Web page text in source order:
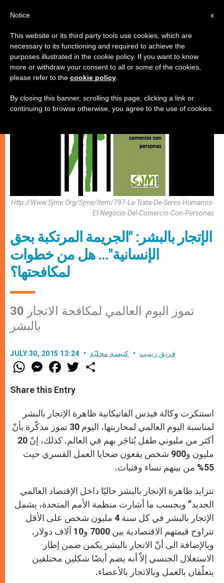
كنيسة محليّة
Http://www.sjme.org/sjme/item/797-La-Trata-De-Seres-Humanos-
El-Negocio-Del-Comercio-Con-Personas
الإتجار بالبشر: "الجريمة المرتكبة بحق
الإنسانية"… هل من خطوات
لمكافحتها؟
30 تموز اليوم العالمي لمكافحة الاتجار
بالبشر
JULY 30, 2015 13:24 فريق زينيت كنيسة محليّة
W
h
t
s
p
p
M
e
s
e
e
r
F
a
e
b
o
k
T
w
r
Share this Entry
استنكرت وكالة فيدس الفاتيكانية ظاهرة الإتجار بالبشر
لمناسبة اليوم العالمي لمحاربتها، اليوم 30 تموز مذكّرة بأنّ
أكثر من مليوني طفل يُتاجَر بهم في العالم. كذلك، إنّ 20
مليون و900 شخص يقعون ضحايا العمل القسري حيث
55% من بينهم نساء وفتيات.
تتزايد ظاهرة الإتجار بالبشر حاليًا داخل الإقتصاد العالمي
الجديد” وبحسب ما أشارت منظمة الأمم المتحدة، يشمل
الإتجار بالبشر في كل سنة 4 مليون شخص على الأقل
تتراوح قيمتهم الاقتصادية بين 7000 و10 آلاف دولار.
وبالإضافة الى أنّ الاتجار بالبشر يكمن ضمن إطار
الاستغلال الجنسي إلاّ أنه يضم أيضًا شكلين مختلفين
يتعلّقان بالعمل وبالاتجار بالأعضاء.
x
Notice
This website or its third party tools use cookies, which are
necessary to its functioning and required to achieve the
purposes illustrated in the cookie policy. If you want to know
more or withdraw your consent to all or some of the cookies,
please refer to the cookie policy
By closing this banner, scrolling this page, clicking a link or
continuing to browse otherwise, you agree to the use of cookies.